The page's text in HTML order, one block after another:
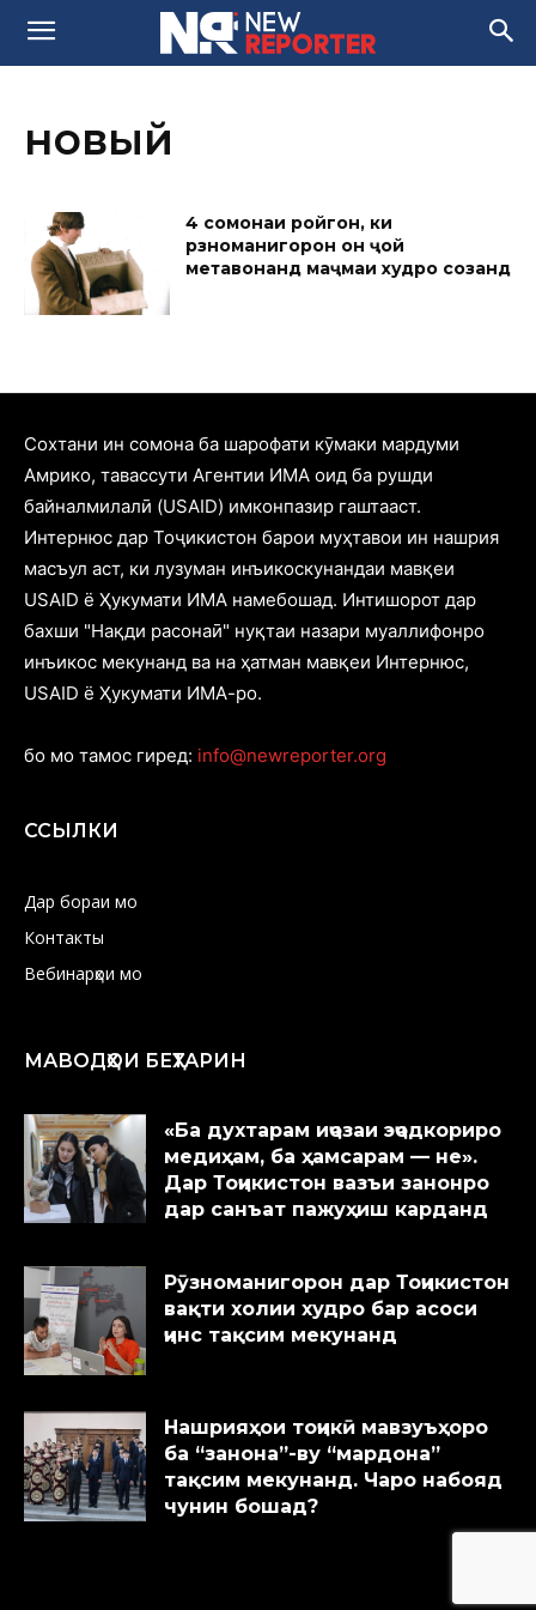
новый
4 сомонаи ройгон, ки
рӯзноманигорон он ҷой
метавонанд маҷмӯаи худро созанд
Cохтани ин сомона ба шарофати кӯмаки мардуми
Амрико, тавассути Агентии ИМА оид ба рушди
байналмилалӣ (USAID) имконпазир гаштааст.
Интернюс дар Тоҷикистон барои муҳтавои ин нашрия
масъул аст, ки лузуман инъикоскунандаи мавқеи
USAID ё Ҳукумати ИМА намебошад. Интишорот дар
бахши "Нақди расонаӣ" нуқтаи назари муаллифонро
инъикос мекунанд ва на ҳатман мавқеи Интернюс,
USAID ё Ҳукумати ИМА-ро.
бо мо тамос гиред: info@newreporter.org
ССЫЛКИ
Дар бораи мо
Контакты
Вебинарҳои мо
МАВОДҲОИ БЕҲТАРИН
«Ба духтарам иҷозаи эҷодкориро
медиҳам, ба ҳамсарам — не».
Дар Тоҷикистон вазъи занонро
дар санъат пажуҳиш карданд
Рӯзноманигорон дар Тоҷикистон
вақти холии худро бар асоси
ҷинс тақсим мекунанд
Нашрияҳои тоҷикӣ мавзуъҳоро
ба “занона”-ву “мардона”
тақсим мекунанд. Чаро набояд
чунин бошад?